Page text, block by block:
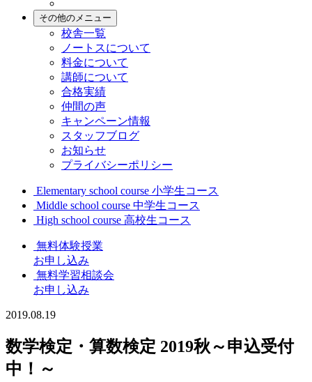
その他のメニュー
校舎一覧
ノートスについて
料金について
講師について
合格実績
仲間の声
キャンペーン情報
スタッフブログ
お知らせ
プライバシーポリシー
Elementary school course 小学生コース
Middle school course 中学生コース
High school course 高校生コース
無料体験授業
お申し込み
無料学習相談会
お申し込み
2019.08.19
数学検定・算数検定 2019秋～申込受付
中！～